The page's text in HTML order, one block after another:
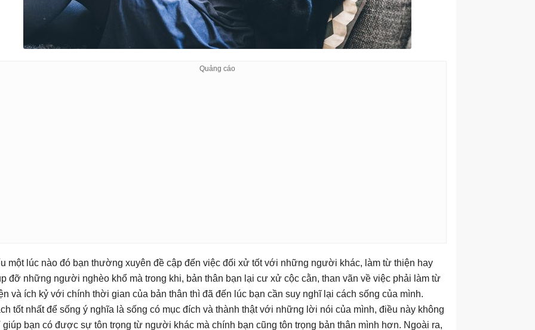
một lúc nào đó bạn thường xuyên đề cập đến việc đối xử tốt với những người khác, làm từ thiện hay
đỡ những người nghèo khổ mà trong khi, bản thân bạn lại cư xử cộc cằn, than vãn về việc phải làm từ
và ích kỷ với chính thời gian của bản thân thì đã đến lúc bạn cần suy nghĩ lại cách sống của mình.
tốt nhất để sống ý nghĩa là sống có mục đích và thành thật với những lời nói của mình, điều này không
giúp bạn có được sự tôn trọng từ người khác mà chính bạn cũng tôn trọng bản thân mình hơn. Ngoài ra,